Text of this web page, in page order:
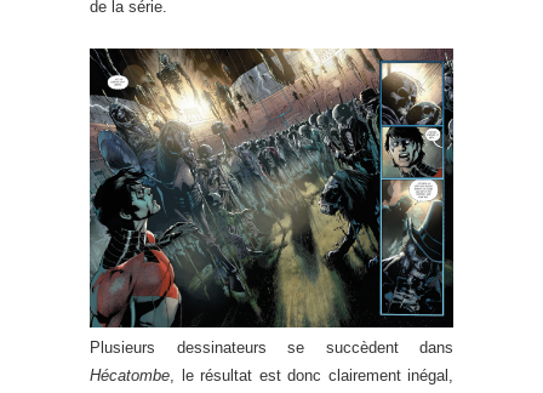
de la série.
Plusieurs dessinateurs se succèdent dans
Hécatombe, le résultat est donc clairement inégal,